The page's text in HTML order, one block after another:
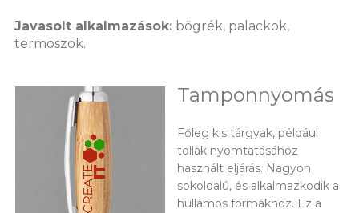
Javasolt alkalmazások:bögrék, palackok,
termoszok.
Tamponnyomás
Főleg kis tárgyak, például
tollak nyomtatásához
használt eljárás. Nagyon
sokoldalú, és alkalmazkodik a
hullámos formákhoz. Ez a